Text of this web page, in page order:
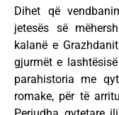
Dihet që
jetesës së
kalanë e
gjurmët e
parahistoria me
romake, për të